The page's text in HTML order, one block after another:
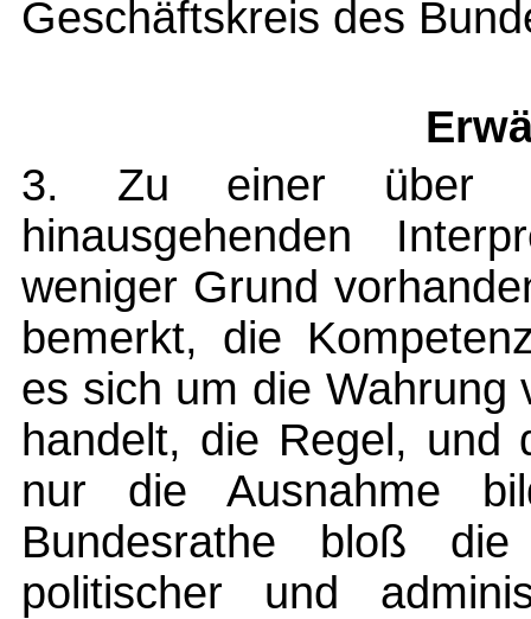
Geschäftskreis des
3. Zu einer über
hinausgehenden
weniger Grund
bemerkt, die
es sich um die Wahrung
handelt, die Regel, und
nur die Ausnahme
Bundesrathe bloß die
politischer und